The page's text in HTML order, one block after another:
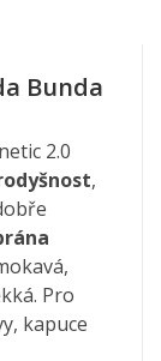
Bunda
2.0
,
Pro
kapuce